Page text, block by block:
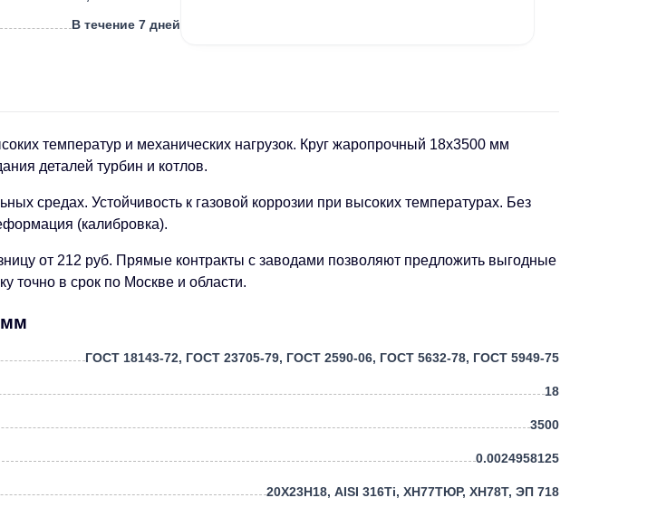
В течение 7 дней
температур и механических нагрузок. Круг жаропрочный 18х3500 мм
деталей турбин и котлов.
средах. Устойчивость к газовой коррозии при высоких температурах. Без
(калибровка).
от 212 руб. Прямые контракты с заводами позволяют предложить выгодные
точно в срок по Москве и области.
мм
ГОСТ 18143-72, ГОСТ 23705-79, ГОСТ 2590-06, ГОСТ 5632-78, ГОСТ 5949-75
18
3500
0.0024958125
20Х23Н18, AISI 316Ti, ХН77ТЮР, ХН78Т, ЭП 718